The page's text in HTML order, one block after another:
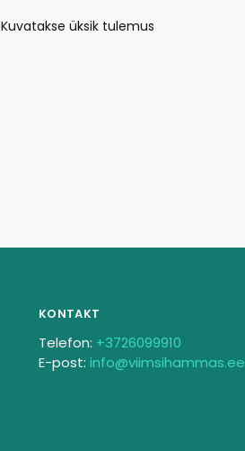
Kuvatakse üksik tulemus
KONTAKT
Telefon: +3726099910
E-post: info@viimsihammas.ee